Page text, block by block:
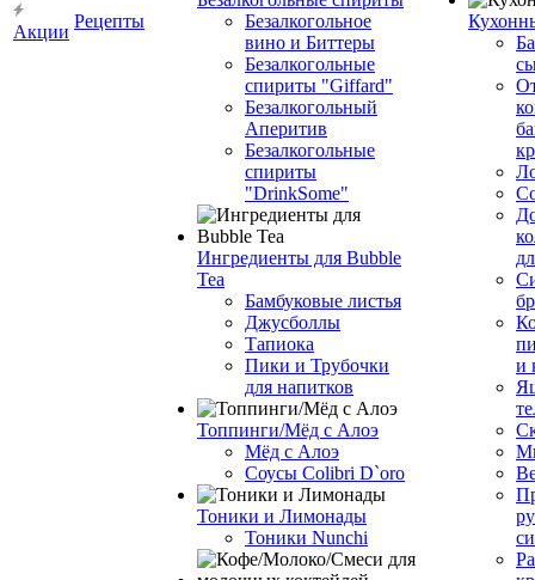
Акции
Рецепты
Безалкогольное
вино и Биттеры
Безалкогольные
спириты "Giffard"
Безалкогольный
Аперитив
Безалкогольные
спириты
"DrinkSome"
Ингредиенты для Bubble
Tea
Бамбуковые листья
Джусболлы
Тапиока
Пики и Трубочки
для напитков
Топпинги/Мёд с Алоэ
Мёд с Алоэ
Соусы Colibri D`oro
Тоники и Лимонады
Тоники Nunchi
и